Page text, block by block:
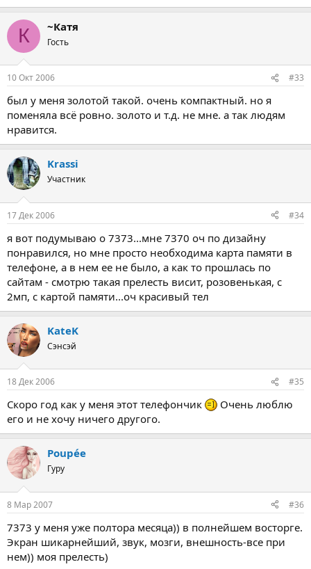
К ~Катя
Гость
10 Окт 2006 #33
был у меня золотой такой. очень компактный. но я
поменяла всё ровно. золото и т.д. не мне. а так людям
нравится.
Krassi
Участник
17 Дек 2006 #34
я вот подумываю о 7373...мне 7370 оч по дизайну
понравился, но мне просто необходима карта памяти в
телефоне, а в нем ее не было, а как то прошлась по
сайтам - смотрю такая прелесть висит, розовенькая, с
2мп, с картой памяти...оч красивый тел
KateK
Сэнсэй
18 Дек 2006 #35
Скоро год как у меня этот телефончик
Очень люблю
его и не хочу ничего другого.
Poupée
Гуру
8 Мар 2007 #36
7373 у меня уже полтора месяца)) в полнейшем восторге.
Экран шикарнейший, звук, мозги, внешность-все при
нем)) моя прелесть)